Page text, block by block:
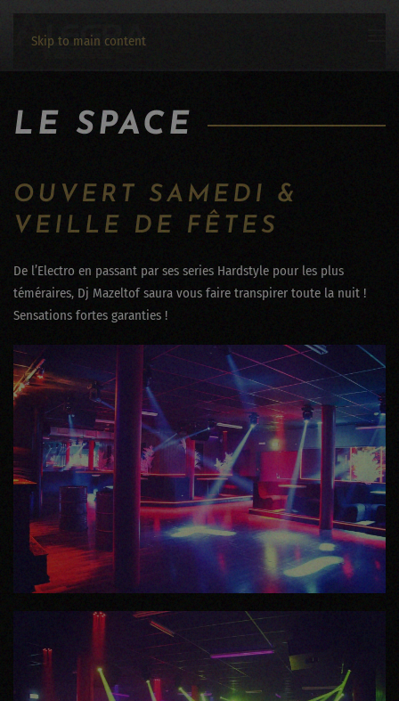
Skip to main content
LE SPACE
OUVERT SAMEDI &
VEILLE DE FÊTES
De l’Electro en passant par ses series Hardstyle pour les plus
téméraires, Dj Mazeltof saura vous faire transpirer toute la nuit !
Sensations fortes garanties !